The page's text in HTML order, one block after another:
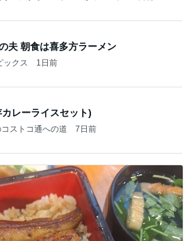
夫 朝食は喜多方ラーメン
ックス 1日前
レーライスセット)
ストコ通への道 7日前